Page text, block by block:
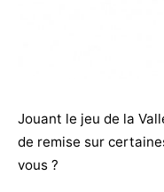
Jouant le jeu de la
de remise sur
vous ?